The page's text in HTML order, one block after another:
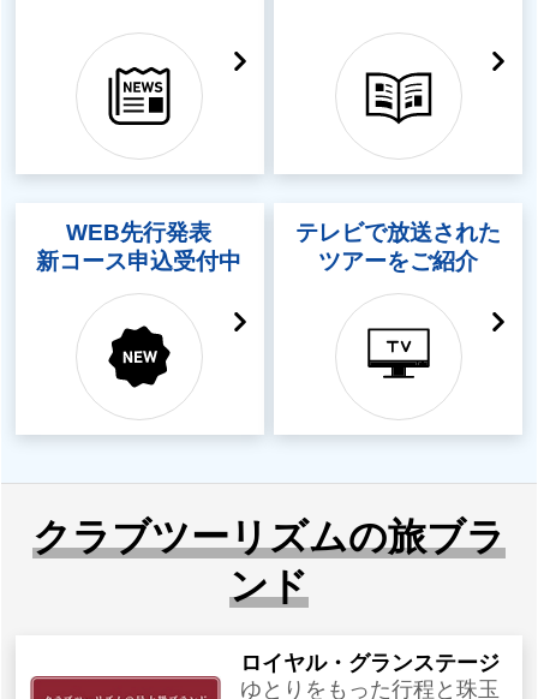
WEB先行発表
新コース申込受付中
テレビで放送された
ツアーをご紹介
クラブツーリズムの旅ブラ
ンド
ロイヤル・グランステージ
ゆとりをもった行程と珠玉